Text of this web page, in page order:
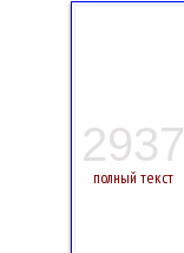
2937
полный текст